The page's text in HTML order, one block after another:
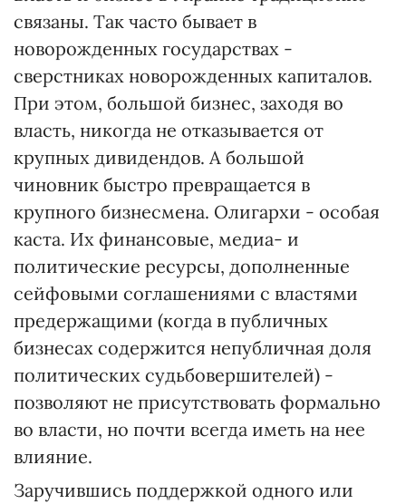
связаны. Так часто бывает в
новорожденных государствах -
сверстниках новорожденных капиталов.
При этом, большой бизнес, заходя во
власть, никогда не отказывается от
крупных дивидендов. А большой
чиновник быстро превращается в
крупного бизнесмена. Олигархи - особая
каста. Их финансовые, медиа- и
политические ресурсы, дополненные
сейфовыми соглашениями с властями
предержащими (когда в публичных
бизнесах содержится непубличная доля
политических судьбовершителей) -
позволяют не присутствовать формально
во власти, но почти всегда иметь на нее
влияние.
Заручившись поддержкой одного или